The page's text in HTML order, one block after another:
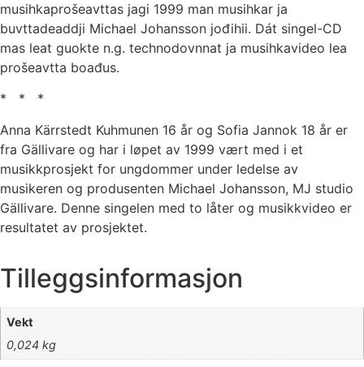
musihkaprošeavttas jagi 1999 man musihkar ja
buvttadeaddji Michael Johansson jođihii. Dát singel-CD
mas leat guokte n.g. technodovnnat ja musihkavideo lea
prošeavtta boađus.
* * *
Anna Kärrstedt Kuhmunen 16 år og Sofia Jannok 18 år er
fra Gällivare og har i løpet av 1999 vært med i et
musikkprosjekt for ungdommer under ledelse av
musikeren og produsenten Michael Johansson, MJ studio
Gällivare. Denne singelen med to låter og musikkvideo er
resultatet av prosjektet.
Tilleggsinformasjon
Vekt
0,024 kg